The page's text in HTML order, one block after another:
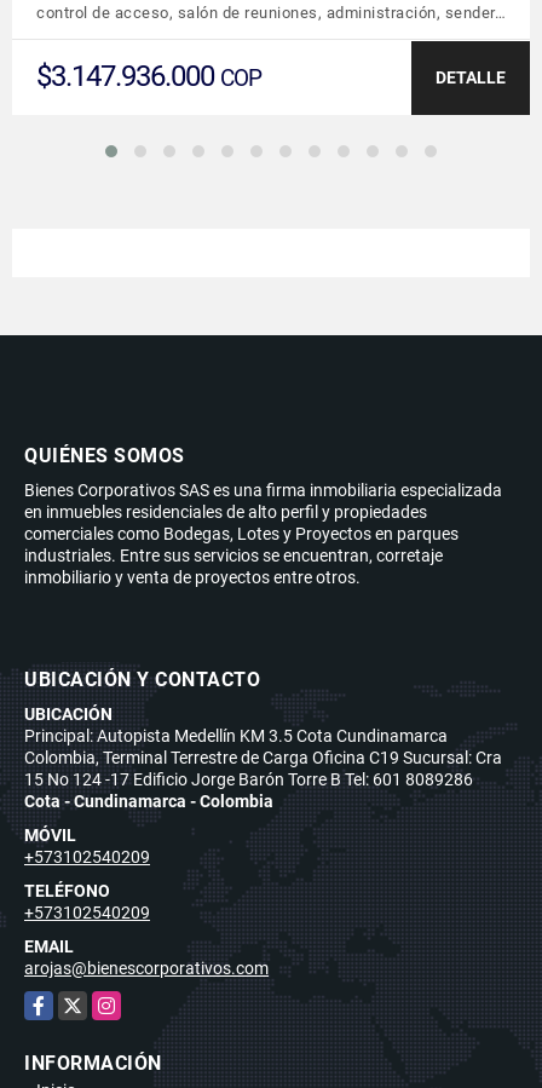
control de acceso, salón de reuniones, administración, sender…
$3.147.936.000 COP DETALLE
QUIÉNES SOMOS
Bienes Corporativos SAS es una firma inmobiliaria especializada
en inmuebles residenciales de alto perfil y propiedades
comerciales como Bodegas, Lotes y Proyectos en parques
industriales. Entre sus servicios se encuentran, corretaje
inmobiliario y venta de proyectos entre otros.
UBICACIÓN Y CONTACTO
UBICACIÓN
Principal: Autopista Medellín KM 3.5 Cota Cundinamarca
Colombia, Terminal Terrestre de Carga Oficina C19 Sucursal: Cra
15 No 124 -17 Edificio Jorge Barón Torre B Tel: 601 8089286
Cota - Cundinamarca - Colombia
MÓVIL
+573102540209
TELÉFONO
+573102540209
EMAIL
arojas@bienescorporativos.com
Facebook
X Instagram
INFORMACIÓN